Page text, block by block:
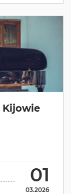
Kijowie
01
03.2026